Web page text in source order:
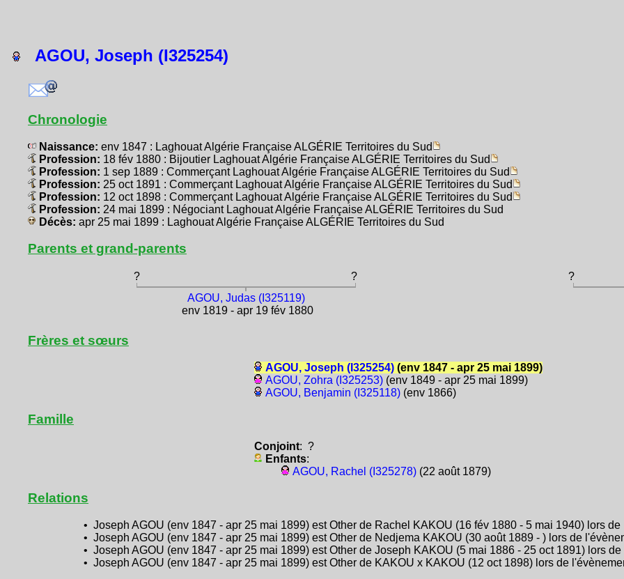
AGOU, Joseph (I325254)
Chronologie
Naissance: env 1847 : Laghouat Algérie Française ALGÉRIE Territoires du Sud
Profession: 18 fév 1880 : Bijoutier Laghouat Algérie Française ALGÉRIE Territoires du Sud
Profession: 1 sep 1889 : Commerçant Laghouat Algérie Française ALGÉRIE Territoires du Sud
Profession: 25 oct 1891 : Commerçant Laghouat Algérie Française ALGÉRIE Territoires du Sud
Profession: 12 oct 1898 : Commerçant Laghouat Algérie Française ALGÉRIE Territoires du Sud
Profession: 24 mai 1899 : Négociant Laghouat Algérie Française ALGÉRIE Territoires du Sud
Décès: apr 25 mai 1899 : Laghouat Algérie Française ALGÉRIE Territoires du Sud
Parents et grand-parents
? ?
?
AGOU, Judas (I325119)
env 1819 - apr 19 fév 1880
Frères et sœurs
AGOU, Joseph (I325254) (env 1847 - apr 25 mai 1899)
AGOU, Zohra (I325253) (env 1849 - apr 25 mai 1899)
AGOU, Benjamin (I325118) (env 1866)
Famille
Conjoint: ?
Enfants:
AGOU, Rachel (I325278) (22 août 1879)
Relations
• Joseph AGOU (env 1847 - apr 25 mai 1899) est Other de Rachel KAKOU (16 fév 1880 - 5 mai 1940) lors
• Joseph AGOU (env 1847 - apr 25 mai 1899) est Other de Nedjema KAKOU (30 août 1889 - ) lors de
• Joseph AGOU (env 1847 - apr 25 mai 1899) est Other de Joseph KAKOU (5 mai 1886 - 25 oct 1891) lors
• Joseph AGOU (env 1847 - apr 25 mai 1899) est Other de KAKOU x KAKOU (12 oct 1898) lors de